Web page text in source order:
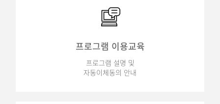
프로그램 이용교육
프로그램 설명 및
자동이체동의 안내